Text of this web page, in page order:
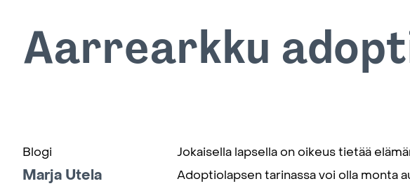
Aarrearkku
Blogi
Marja Utela
Jokaisella lapsella on oikeus tietää
Adoptiolapsen tarinassa voi olla monta